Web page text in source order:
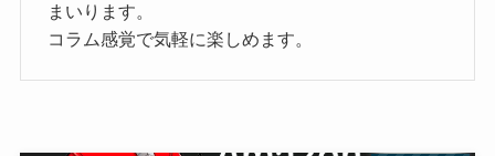
まいります。
コラム感覚で気軽に楽しめます。